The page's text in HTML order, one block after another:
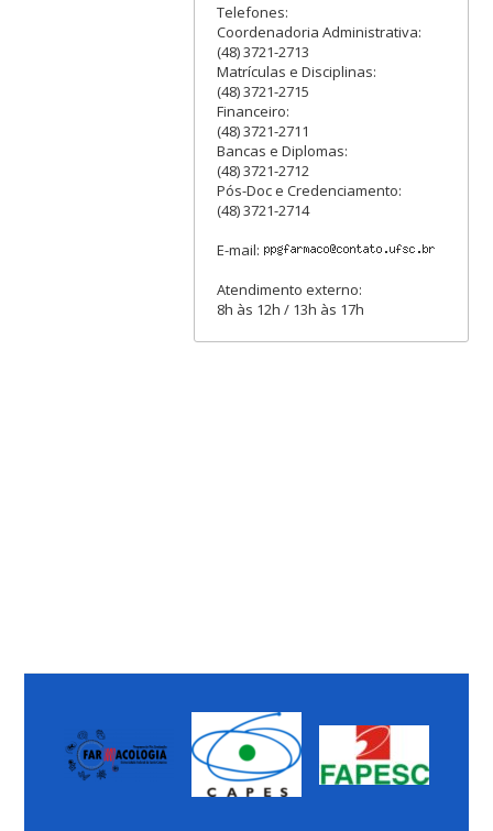
Telefones:
Coordenadoria Administrativa:
(48) 3721-2713
Matrículas e Disciplinas:
(48) 3721-2715
Financeiro:
(48) 3721-2711
Bancas e Diplomas:
(48) 3721-2712
Pós-Doc e Credenciamento:
(48) 3721-2714
E-mail:
Atendimento externo:
8h às 12h / 13h às 17h